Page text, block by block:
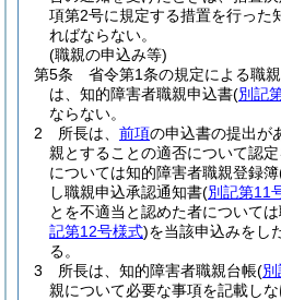
項第2号に規定する措置を行った
ればならない。
(職親の申込み等)
第5条
省令第1条の規定による職
は、知的障害者職親申込書(別記
ならない。
2
所長は、 前項の申込書の提出が
親とすることの適否について認
については知的障害者職親登録簿
し職親申込承認通知書(別記第11
とを不適当と認めた者について
記第12号様式)を当該申込みをし
る。
3
所長は、知的障害者職親台帳(
親について必要な事項を記載しな